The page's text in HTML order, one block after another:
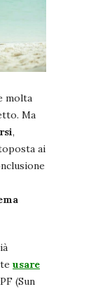
molta
Ma
,
ai
usare
(Sun